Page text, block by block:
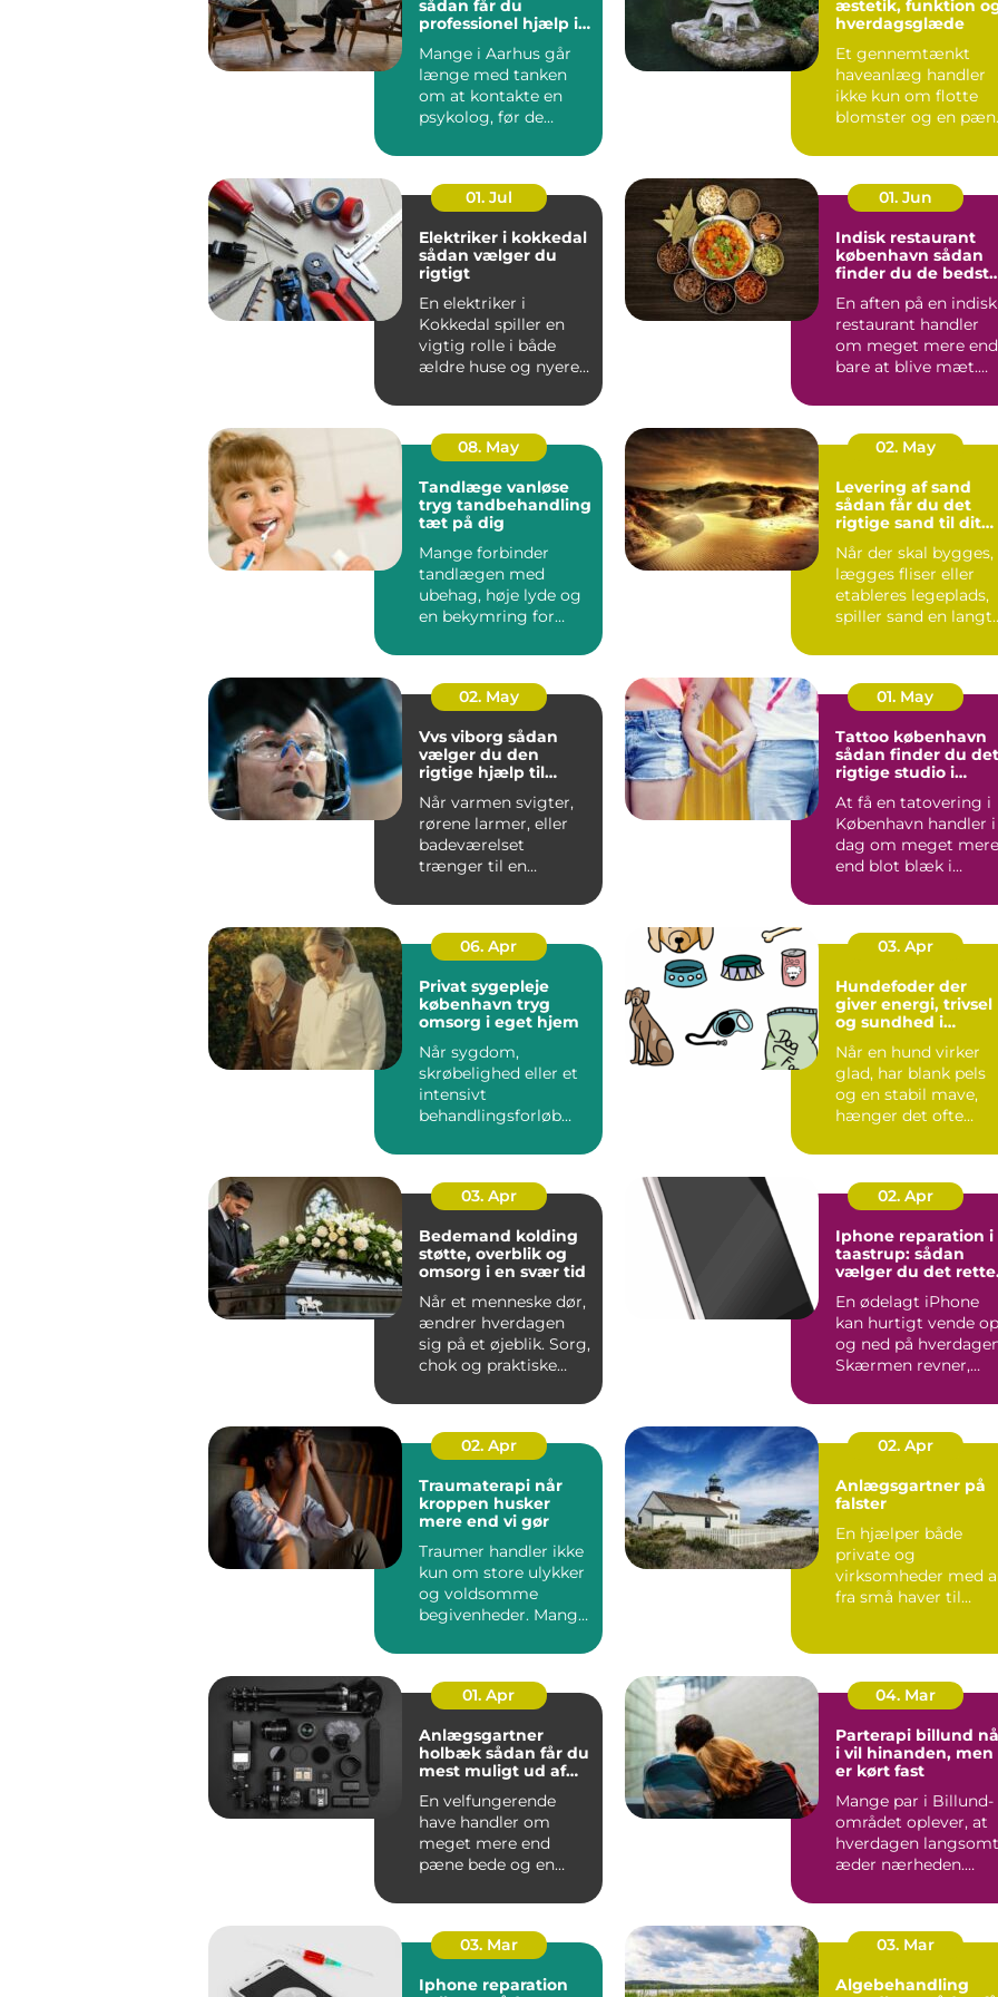
sådan får du
professionel hjælp i
Mange i Aarhus går
længe med tanken
om at kontakte en
psykolog, før de
æstetik, funktion
hverdagsglæde
Et gennemtænkt
haveanlæg handler
ikke kun om flotte
blomster og en pæn
01. Jul
Elektriker i kokkedal
sådan vælger du
rigtigt
En elektriker i
Kokkedal spiller en
vigtig rolle i både
ældre huse og nyere
Elinstallatione...
01. Jun
Indisk restaurant
københavn sådan
finder du de bedste
En aften på en indisk
restaurant handler
om meget mere end
bare at blive mæt.
...
08. May
Tandlæge vanløse
tryg tandbehandling
tæt på dig
Mange forbinder
tandlægen med
ubehag, høje lyde og
en bekymring for
spiller reg...
02. May
Levering af sand
sådan får du det
rigtige sand til dit
Når der skal bygges,
lægges fliser eller
etableres legeplads,
spiller sand en langt
02. May
Vvs viborg sådan
vælger du den
rigtige hjælp til
Når varmen svigter,
rørene larmer, eller
badeværelset
trænger til en
dygtig VVSer...
01. May
Tattoo københavn
sådan finder du det
rigtige studio i
At få en tatovering i
København handler i
dag om meget mere
end blot blæk i
alt f...
06. Apr
Privat sygepleje
københavn tryg
omsorg i eget hjem
Når sygdom,
skrøbelighed eller et
intensivt
behandlingsforløb
oplever mange, at
de...
03. Apr
Hundefoder der
giver energi, trivsel
og sundhed i
Når en hund virker
glad, har blank pels
og en stabil mave,
hænger det ofte
fodere...
03. Apr
Bedemand kolding
støtte, overblik og
omsorg i en svær tid
Når et menneske dør,
ændrer hverdagen
sig på et øjeblik. Sorg,
chok og praktiske
sam...
02. Apr
Iphone reparation i
taastrup: sådan
vælger du det rette
En ødelagt iPhone
kan hurtigt vende op
og ned på
Skærmen revner,
pludsel...
02. Apr
Traumaterapi når
kroppen husker
mere end vi gør
Traumer handler ikke
kun om store ulykker
og voldsomme
begivenheder. Mange
rundt på ...
02. Apr
Anlægsgartner på
falster
En hjælper både
private og
virksomheder med
fra små haver til
01. Apr
Anlægsgartner
holbæk sådan får du
mest muligt ud af
En velfungerende
have handler om
meget mere end
pæne bede og en
En gennemtænkt lø...
04. Mar
Parterapi billund når
i vil hinanden, men
er kørt fast
Mange par i Billund-
området oplever, at
hverdagen langsomt
æder nærheden.
praktisk...
03. Mar
Iphone reparation
03. Mar
Algebehandling